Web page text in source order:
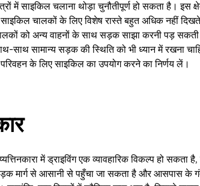
में साइकिल चलाना थोड़ा चुनौतीपूर्ण हो सकता है। इस
चालकों के लिए विशेष रास्ते बहुत अधिक नहीं
को अन्य वाहनों के साथ सड़क साझा करनी पड़
साथ सामान्य सड़क की स्थिति को भी ध्यान में रखना
के लिए साइकिल का उपयोग करने का निर्णय लें।
में ड्राइविंग एक व्यावहारिक विकल्प हो सकता
मार्ग से आसानी से पहुँचा जा सकता है और आसपास के